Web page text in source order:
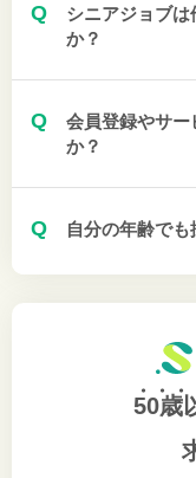
Q
シニアジョブ
か？
Q
会員登録やサ
か？
Q 自分の年齢で
50歳